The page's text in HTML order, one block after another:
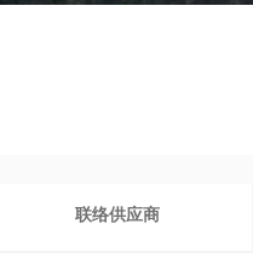
联络供应商